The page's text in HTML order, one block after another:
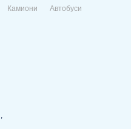
Камиони Автобуси